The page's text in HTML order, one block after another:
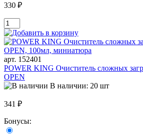
330 ₽
арт. 152401
POWER KING Очиститель сложных
OPEN
В наличии: 20 шт
341 ₽
Бонусы: